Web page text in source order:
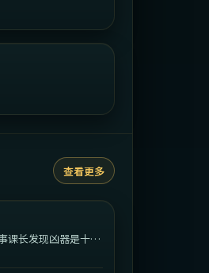
查看更多
1:47:17
课长发现凶器是十年